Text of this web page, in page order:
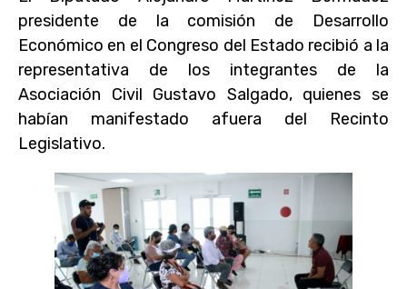
presidente de la comisión de Desarrollo
Económico en el Congreso del Estado recibió a la
representativa de los integrantes de la
Asociación Civil Gustavo Salgado, quienes se
habían manifestado afuera del Recinto
Legislativo.